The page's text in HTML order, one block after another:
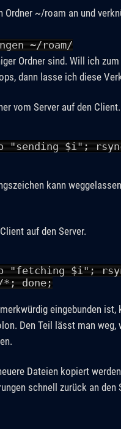
~/roam an und
~/roam/
Ordner sind. Will ich
dann lasse ich diese
vom Server auf den Client.
"sending $i";
kann
auf den Server.
"fetching $i";
*; done;
eingebunden
Den Teil lässt man
Dateien kopiert
schnell zurück an